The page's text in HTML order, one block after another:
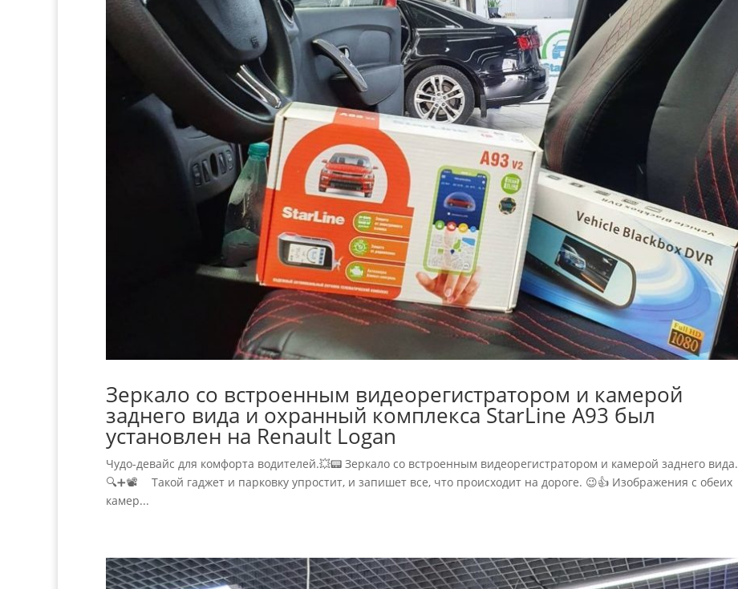
Зеркало со встроенным видеорегистратором и камерой
заднего вида и охранный комплекса StarLine A93 был
установлен на Renault Logan
Чудо-девайс для комфорта водителей.💥📟 Зеркало со встроенным видеорегистратором и камерой заднего вида.
🔍➕📽 ⠀ Такой гаджет и парковку упростит, и запишет все, что происходит на дороге. 😉👍 Изображения с обеих
камер...